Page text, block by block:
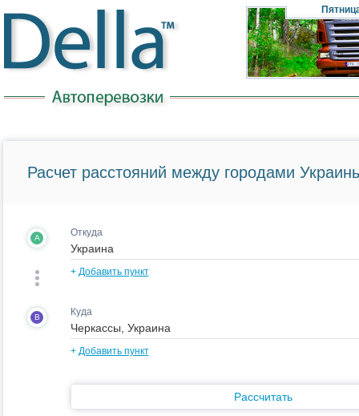
Расчет расстояний между городами
A Откуда
+ Добавить пункт
B Куда
+ Добавить пункт
Рассчитать